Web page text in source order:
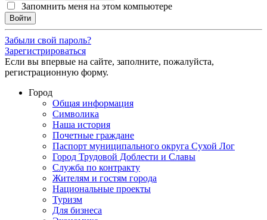
Запомнить меня на этом компьютере
Забыли свой пароль?
Зарегистрироваться
Если вы впервые на сайте, заполните, пожалуйста,
регистрационную форму.
Город
Общая информация
Символика
Наша история
Почетные граждане
Паспорт муниципального округа Сухой Лог
Город Трудовой Доблести и Славы
Служба по контракту
Жителям и гостям города
Национальные проекты
Туризм
Для бизнеса